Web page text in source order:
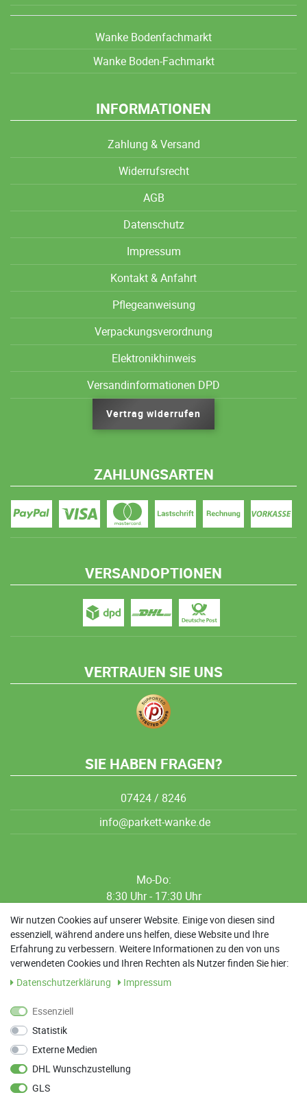
Wanke Bodenfachmarkt
Wanke Boden-Fachmarkt
INFORMATIONEN
Zahlung & Versand
Widerrufsrecht
AGB
Datenschutz
Impressum
Kontakt & Anfahrt
Pflegeanweisung
Verpackungsverordnung
Elektronikhinweis
Versandinformationen DPD
Vertrag widerrufen
ZAHLUNGSARTEN
VERSANDOPTIONEN
VERTRAUEN SIE UNS
SIE HABEN FRAGEN?
07424 / 8246
info@parkett-wanke.de
Mo-Do:
8:30 Uhr - 17:30 Uhr
8:30 Uhr - 12:00 Uhr
13:00 Uhr - 17:30 Uhr
Sa: 9:00 Uhr - 13:00 Uhr
Parkett Wanke
Wir nutzen Cookies auf unserer Website. Einige von diesen sind
essenziell, während andere uns helfen, diese Website und Ihre
Erfahrung zu verbessern. Weitere Informationen zu den von uns
verwendeten Cookies und Ihren Rechten als Nutzer finden Sie hier:
Daten­schutz­erklärung
Impressum
Essenziell
Statistik
Externe Medien
DHL Wunschzustellung
GLS